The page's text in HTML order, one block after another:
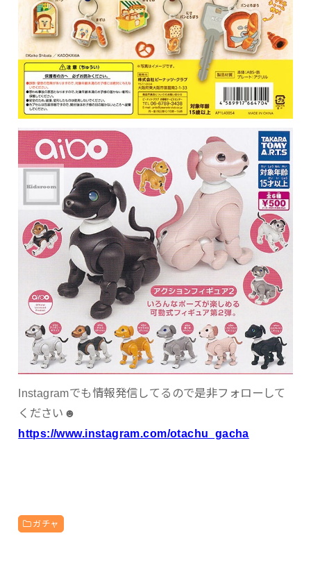
Instagramでも情報発信してるので是非フォローして
ください☻
https://www.instagram.com/otachu_gacha
ガチャ